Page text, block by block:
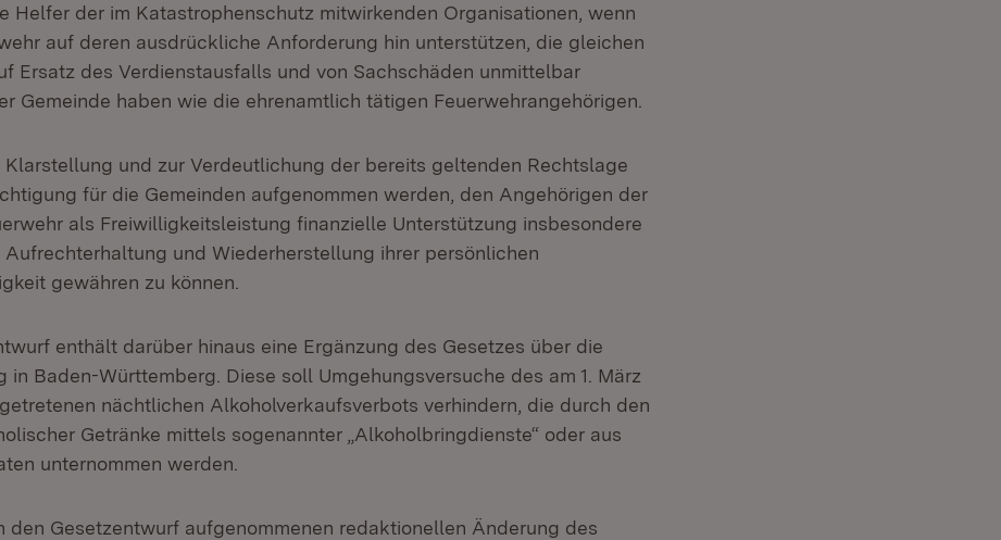
Helfer der im Katastrophenschutz mitwirkenden Organisationen, wenn
auf deren ausdrückliche Anforderung hin unterstützen, die gleichen
Ersatz des Verdienstausfalls und von Sachschäden unmittelbar
Gemeinde haben wie die ehrenamtlich tätigen Feuerwehrangehörigen.
Klarstellung und zur Verdeutlichung der bereits geltenden Rechtslage
für die Gemeinden aufgenommen werden, den Angehörigen der
als Freiwilligkeitsleistung finanzielle Unterstützung insbesondere
Aufrechterhaltung und Wiederherstellung ihrer persönlichen
gewähren zu können.
enthält darüber hinaus eine Ergänzung des Gesetzes über die
in Baden-Württemberg. Diese soll Umgehungsversuche des am 1. März
nächtlichen Alkoholverkaufsverbots verhindern, die durch den
Getränke mittels sogenannter „Alkoholbringdienste“ oder aus
unternommen werden.
den Gesetzentwurf aufgenommenen redaktionellen Änderung des